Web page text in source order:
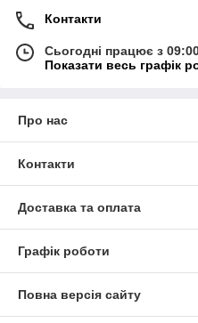
Контакти
Сьогодні працює з
Показати весь графік
Про нас
Контакти
Доставка та оплата
Графік роботи
Повна версія сайту